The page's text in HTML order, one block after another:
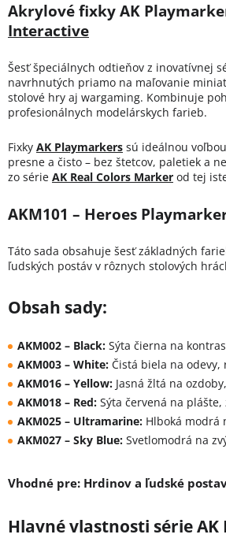
Akrylové fixky AK
Interactive
Šesť špeciálnych odtieňov z inovatívnej
navrhnutých priamo na maľovanie
stolové hry aj wargaming. Kombinuje
profesionálnych modelárskych farieb.
Fixky AK Playmarkers sú ideálnou
presne a čisto – bez štetcov, paletiek a
zo série AK Real Colors Marker od tej
AKM101 – Heroes
Táto sada obsahuje šesť základných
ľudských postáv v rôznych stolových
Obsah sady:
AKM002 – Black: Sýta čierna na
AKM003 – White: Čistá biela na odevy,
AKM016 – Yellow: Jasná žltá na
AKM018 – Red: Sýta červená na
AKM025 – Ultramarine: Hlboká modrá
AKM027 – Sky Blue: Svetlomodrá na
Vhodné pre: Hrdinov a ľudské
Hlavné vlastnosti série